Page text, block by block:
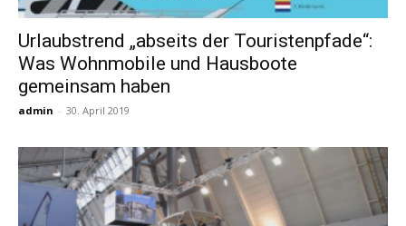
Urlaubstrend „abseits der Touristenpfade“:
Was Wohnmobile und Hausboote
gemeinsam haben
admin - 30. April 2019